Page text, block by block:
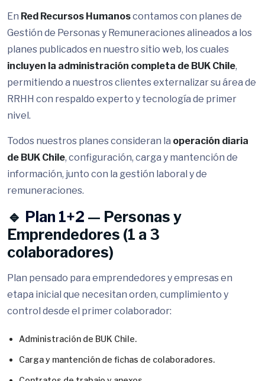
En Red Recursos Humanoscontamos con planes de
Gestión de Personas y Remuneraciones alineados a los
planes publicados en nuestro sitio web, los cuales
incluyen la administración completa de BUK Chile,
permitiendo a nuestros clientes externalizar su área de
RRHH con respaldo experto y tecnología de primer
nivel.
Todos nuestros planes consideran la operación diaria
de BUK Chile, configuración, carga y mantención de
información, junto con la gestión laboral y de
remuneraciones.
🔹 Plan 1+2 — Personas y
Emprendedores (1 a 3
colaboradores)
Plan pensado para emprendedores y empresas en
etapa inicial que necesitan orden, cumplimiento y
control desde el primer colaborador:
Administración de BUK Chile.
Carga y mantención de fichas de colaboradores.